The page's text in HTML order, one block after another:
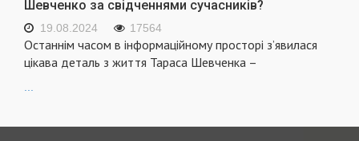
Шевченко за свідченнями сучасників?
19.08.2024 17564
Останнім часом в інформаційному просторі з’явилася
цікава деталь з життя Тараса Шевченка –